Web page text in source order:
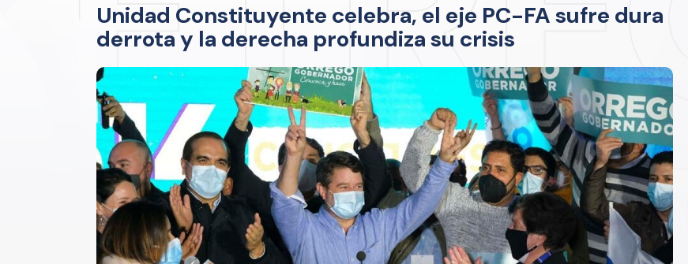
Unidad Constituyente celebra, el eje PC-FA sufre dura
derrota y la derecha profundiza su crisis